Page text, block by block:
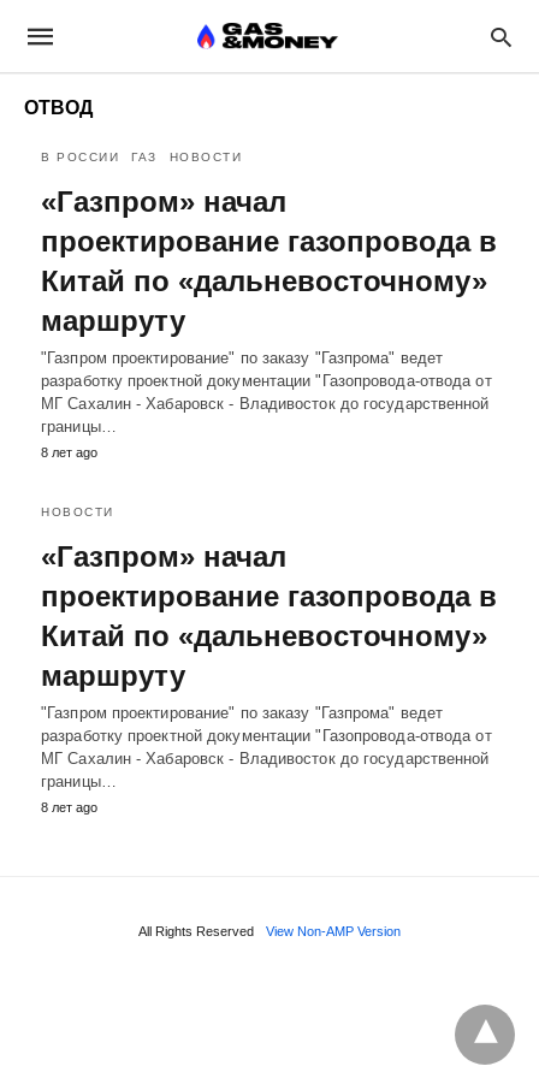
ОТВОД
В РОССИИ ГАЗ НОВОСТИ
«Газпром» начал
проектирование газопровода в
Китай по «дальневосточному»
маршруту
"Газпром проектирование" по заказу "Газпрома" ведет
разработку проектной документации "Газопровода-отвода от
МГ Сахалин - Хабаровск - Владивосток до государственной
границы…
8 лет ago
НОВОСТИ
«Газпром» начал
проектирование газопровода в
Китай по «дальневосточному»
маршруту
"Газпром проектирование" по заказу "Газпрома" ведет
разработку проектной документации "Газопровода-отвода от
МГ Сахалин - Хабаровск - Владивосток до государственной
границы…
8 лет ago
All Rights Reserved View Non-AMP Version